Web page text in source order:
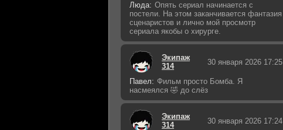
Люда: Опять сериал начинается с
постели. На этом заканчивается фантазия
сценаристов и лично мой просмотр
сериала якобы о хирурге.
Экипаж
314
30 января 2026 17:25
Павел: Фильм просто Бомба. Я
насмеялся 🤣 до слёз
Экипаж
314
30 января 2026 17:24